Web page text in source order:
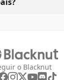
o Blacknut